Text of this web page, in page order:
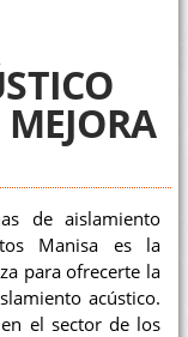
de aislamiento
Manisa es la
para ofrecerte la
acústico.
el sector de los